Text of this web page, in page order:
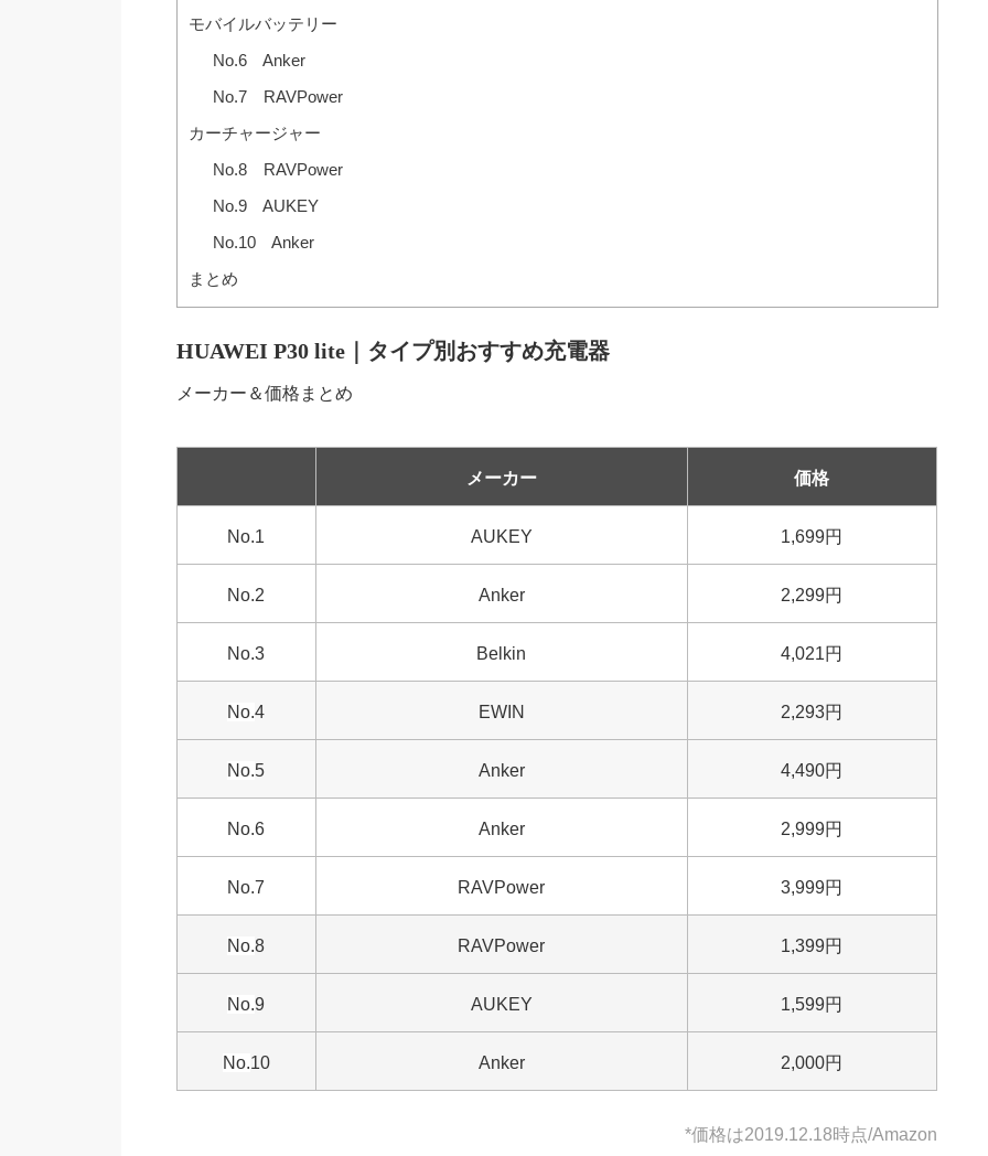
モバイルバッテリー
No.6 Anker
No.7 RAVPower
カーチャージャー
No.8 RAVPower
No.9 AUKEY
No.10 Anker
まとめ
HUAWEI P30 lite｜タイプ別おすすめ充電器
メーカー＆価格まとめ
メーカー 価格
No.1 AUKEY 1,699円
No.2 Anker 2,299円
No.3 Belkin 4,021円
No.4 EWIN 2,293円
No.5 Anker 4,490円
No.6 Anker 2,999円
No.7 RAVPower 3,999円
No.8 RAVPower 1,399円
No.9 AUKEY 1,599円
No.10 Anker 2,000円
*価格は2019.12.18時点/Amazon